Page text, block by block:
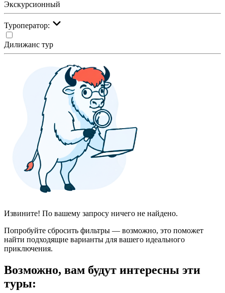
Экскурсионный
Туроператор:
Дилижанс тур
Извините! По вашему запросу ничего не найдено.
Попробуйте сбросить фильтры — возможно, это поможет
найти подходящие варианты для вашего идеального
приключения.
Возможно, вам будут интересны эти
туры: